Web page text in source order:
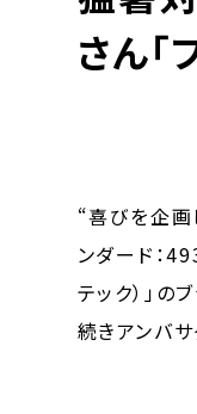
さん
“喜びを企画
ンダード：
テック）」
続きアンバ